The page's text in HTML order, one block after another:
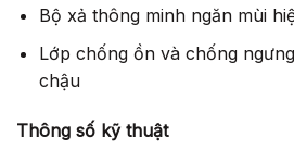
Bộ xả thông minh ngăn mùi
Lớp chống ồn và chống
chậu
Thông số kỹ thuật